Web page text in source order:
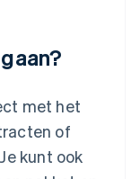
met het
of
kunt ook